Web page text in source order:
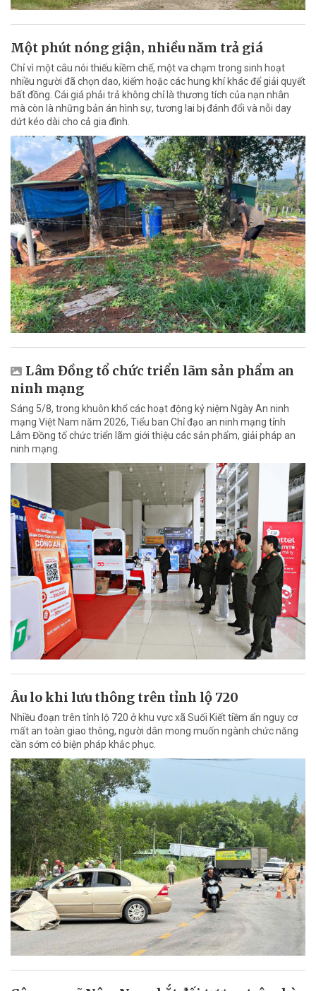
Một phút nóng giận, nhiều năm trả giá
Chỉ vì một câu nói thiếu kiềm chế, một va chạm trong sinh hoạt
nhiều người đã chọn dao, kiếm hoặc các hung khí khác để giải quyết
bất đồng. Cái giá phải trả không chỉ là thương tích của nạn nhân
mà còn là những bản án hình sự, tương lai bị đánh đổi và nỗi day
dứt kéo dài cho cả gia đình.
Lâm Đồng tổ chức triển lãm sản phẩm an
ninh mạng
Sáng 5/8, trong khuôn khổ các hoạt động kỷ niệm Ngày An ninh
mạng Việt Nam năm 2026, Tiểu ban Chỉ đạo an ninh mạng tỉnh
Lâm Đồng tổ chức triển lãm giới thiệu các sản phẩm, giải pháp an
ninh mạng.
Âu lo khi lưu thông trên tỉnh lộ 720
Nhiều đoạn trên tỉnh lộ 720 ở khu vực xã Suối Kiết tiềm ẩn nguy cơ
mất an toàn giao thông, người dân mong muốn ngành chức năng
cần sớm có biện pháp khắc phục.